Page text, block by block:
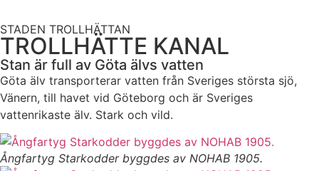
STADEN TROLLHÄTTAN
TROLLHÄTTE KANAL
Stan är full av Göta älvs vatten
Göta älv transporterar vatten från Sveriges största sjö,
Vänern, till havet vid Göteborg och är Sveriges
vattenrikaste älv. Stark och vild.
Ångfartyg Starkodder byggdes av NOHAB 1905.